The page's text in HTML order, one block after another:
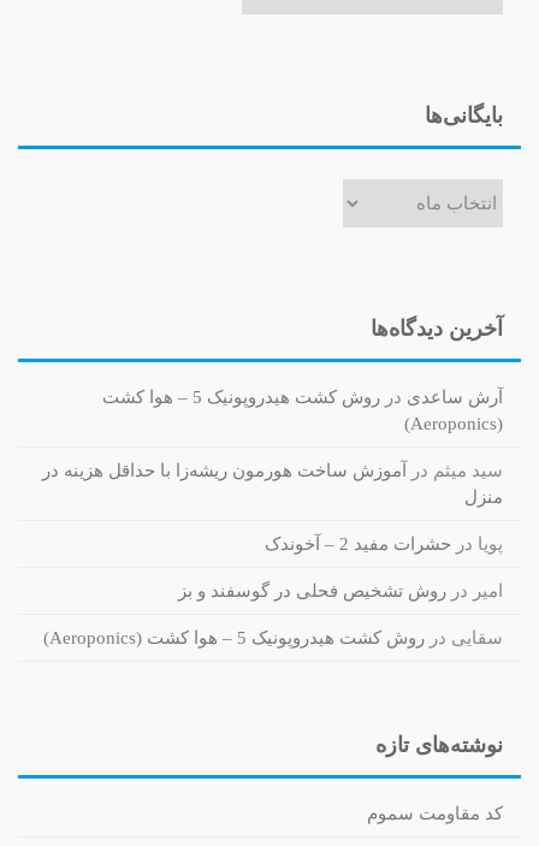
بایگانی‌ها
آخرین دیدگاه‌ها
آرش ساعدی در
روش کشت هیدروپونیک 5 – هوا کشت
(Aeroponics)
سید میثم در
آموزش ساخت هورمون ریشه‌زا با حداقل هزینه در
منزل
پویا در حشرات مفید 2 – آخوندک
امیر در روش تشخیص فحلی در گوسفند و بز
سقایی در روش کشت هیدروپونیک 5 – هوا کشت (Aeroponics)
نوشته‌های تازه
کد مقاومت سموم